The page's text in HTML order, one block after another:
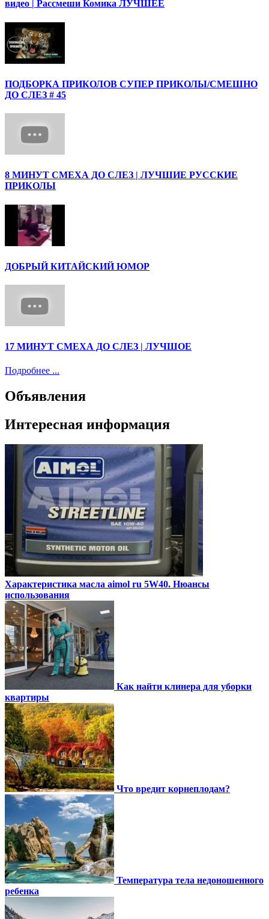
видео | Рассмеши Комика ЛУЧШЕЕ
ПОДБОРКА ПРИКОЛОВ СУПЕР ПРИКОЛЫ/СМЕШНО
ДО СЛЕЗ # 45
8 МИНУТ СМЕХА ДО СЛЕЗ | ЛУЧШИЕ РУССКИЕ
ПРИКОЛЫ
ДОБРЫЙ КИТАЙСКИЙ ЮМОР
17 МИНУТ СМЕХА ДО СЛЕЗ | ЛУЧШОЕ
Подробнее ...
Объявления
Интересная информация
Характеристика масла aimol ru 5W40. Нюансы
использования
Как найти клинера для уборки
квартиры
Что вредит корнеплодам?
Температура тела недоношенного
ребенка